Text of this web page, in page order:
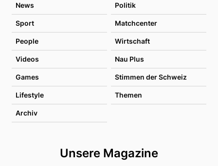
News Politik
Sport Matchcenter
People Wirtschaft
Videos Nau Plus
Games Stimmen der Schweiz
Lifestyle Themen
Archiv
Unsere Magazine